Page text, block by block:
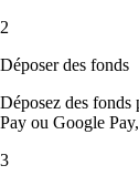
2
Déposer des fonds
Déposez des fonds
Pay ou Google
3